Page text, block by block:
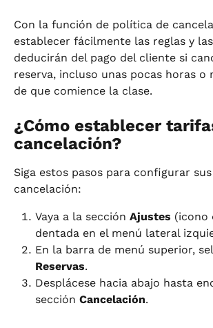
Con la función de política de
establecer fácilmente las reglas y
deducirán del pago del cliente si
reserva, incluso unas pocas horas o
de que comience la clase.
¿Cómo establecer
cancelación?
Siga estos pasos para configurar
cancelación:
Vaya a la sección Ajustes (icono
dentada en el menú lateral
En la barra de menú superior,
Reservas.
Desplácese hacia abajo hasta
sección Cancelación.